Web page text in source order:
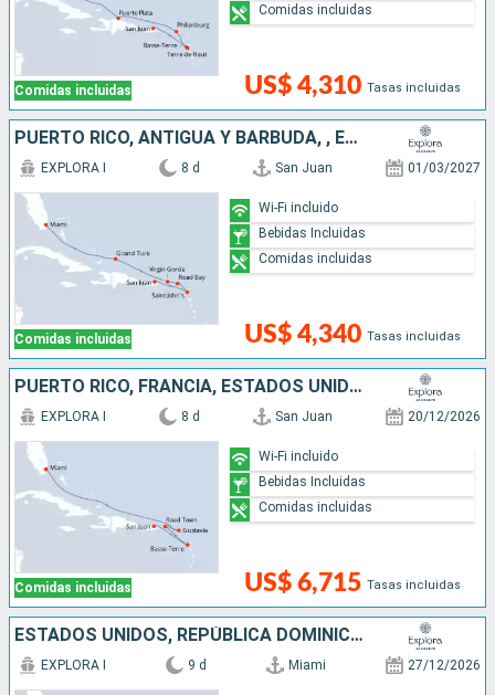
Comidas incluidas US$ 4,310 Tasas incluidas
Comidas incluidas
PUERTO RICO, ANTIGUA Y BARBUDA, , ESTADOS UNIDOS
Comidas incluidas
EXPLORA I 8 d San Juan 01/03/2027
US$ 4,340 Tasas incluidas
Wi-Fi incluido
Bebidas Incluidas
Comidas incluidas
PUERTO RICO, FRANCIA, ESTADOS UNIDOS
Comidas incluidas
EXPLORA I 8 d San Juan 20/12/2026
US$ 6,715 Tasas incluidas
Wi-Fi incluido
Bebidas Incluidas
Comidas incluidas
ESTADOS UNIDOS, REPÚBLICA DOMINICANA, ANTIGUA Y BARBUDA, PUERTO RICO
EXPLORA I 9 d Miami 27/12/2026